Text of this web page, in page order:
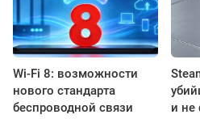
Wi-Fi 8: возможности
нового стандарта
беспроводной связи
и не